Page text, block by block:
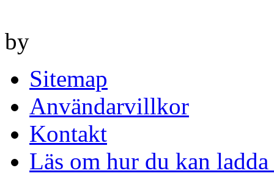
by
Sitemap
Användarvillkor
Kontakt
Läs om hur du kan